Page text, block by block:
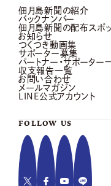
佃月島新聞の紹介
バックナンバー
佃月島新聞の配布スポ
お知らせ
つくつき動画集
サポーター募集
パートナー・サポーター
収支報告一覧
お問い合わせ
メールマガジン
LINE公式アカウント
FOLLOW US